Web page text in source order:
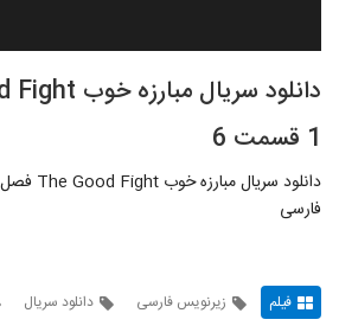
1 قسمت 6
فارسی
فیلم زیرنویس فارسی دانلود سریال